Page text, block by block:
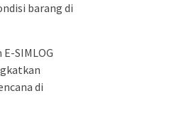
barang di
SIMLOG
di